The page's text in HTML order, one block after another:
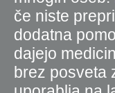
če niste
dodatna
dajejo
brez posveta